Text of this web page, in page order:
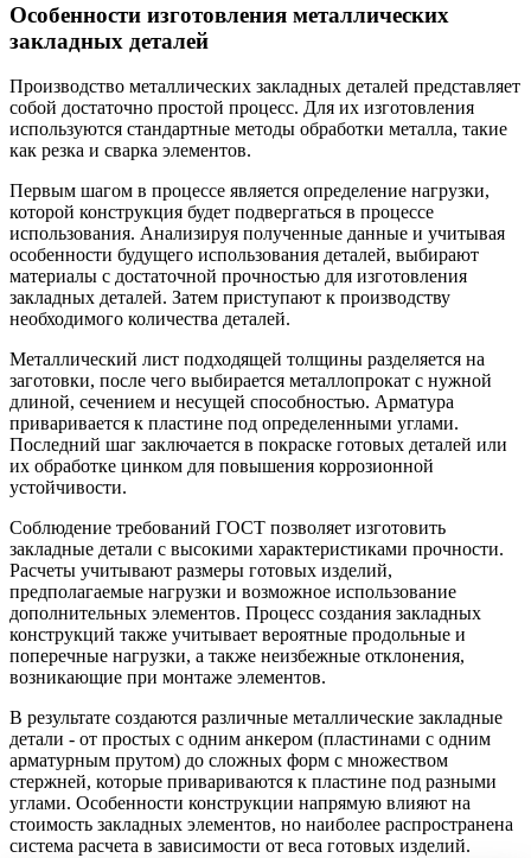
Особенности изготовления металлических
закладных деталей
Производство металлических закладных деталей представляет
собой достаточно простой процесс. Для их изготовления
используются стандартные методы обработки металла, такие
как резка и сварка элементов.
Первым шагом в процессе является определение нагрузки,
которой конструкция будет подвергаться в процессе
использования. Анализируя полученные данные и учитывая
особенности будущего использования деталей, выбирают
материалы с достаточной прочностью для изготовления
закладных деталей. Затем приступают к производству
необходимого количества деталей.
Металлический лист подходящей толщины разделяется на
заготовки, после чего выбирается металлопрокат с нужной
длиной, сечением и несущей способностью. Арматура
приваривается к пластине под определенными углами.
Последний шаг заключается в покраске готовых деталей или
их обработке цинком для повышения коррозионной
устойчивости.
Соблюдение требований ГОСТ позволяет изготовить
закладные детали с высокими характеристиками прочности.
Расчеты учитывают размеры готовых изделий,
предполагаемые нагрузки и возможное использование
дополнительных элементов. Процесс создания закладных
конструкций также учитывает вероятные продольные и
поперечные нагрузки, а также неизбежные отклонения,
возникающие при монтаже элементов.
В результате создаются различные металлические закладные
детали - от простых с одним анкером (пластинами с одним
арматурным прутом) до сложных форм с множеством
стержней, которые привариваются к пластине под разными
углами. Особенности конструкции напрямую влияют на
стоимость закладных элементов, но наиболее распространена
система расчета в зависимости от веса готовых изделий.